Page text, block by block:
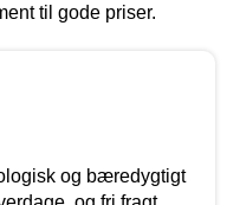
til gode priser.
og bæredygtigt